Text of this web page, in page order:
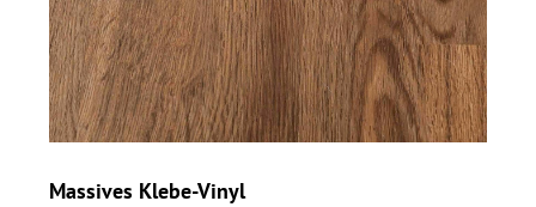
Massives Klebe-Vinyl